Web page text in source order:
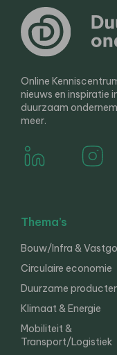
Online
nieuws en inspiratie
duurzaam
meer.
Thema’s
Bouw/Infra &
Circulaire economie
Duurzame
Klimaat & Energie
Mobiliteit &
Transport/Logistiek